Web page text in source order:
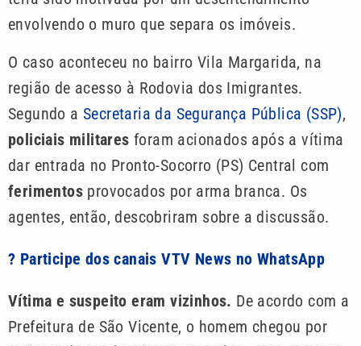
envolvendo o muro que separa os imóveis.
O caso aconteceu no bairro Vila Margarida, na
região de acesso à Rodovia dos Imigrantes.
Segundo aSecretaria da Segurança Pública (SSP),
policiais militares foram acionados após a vítima
dar entrada no Pronto-Socorro (PS) Central com
ferimentos provocados por arma branca. Os
agentes, então, descobriram sobre a discussão.
? Participe dos canais VTV News no WhatsApp
Vítima e suspeito eram vizinhos. De acordo com a
Prefeitura de São Vicente, o homem chegou por